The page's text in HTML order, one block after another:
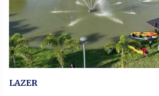
LAZER